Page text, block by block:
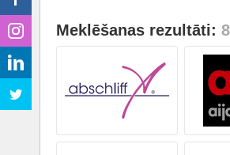
Meklēšanas rezultāti: 8